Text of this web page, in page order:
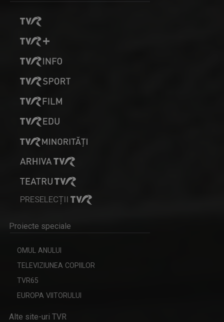
TELEJURNAL REGIONAL
Luni-vineri, ora 17.00
TABLETA DE SĂNĂTATE
Teme medicale de interes și invitați ...
CORALIA IOANA MATEA
PRESELECȚII
Proiecte speciale
OMUL ANULUI
TELEVIZIUNEA COPIILOR
TVR65
EUROPA VIITORULUI
Alte site-uri TVR